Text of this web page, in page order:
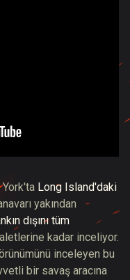
Long Island'daki
yakından
dışını tüm
kadar inceliyor.
inceleyen bu
bir savaş aracına